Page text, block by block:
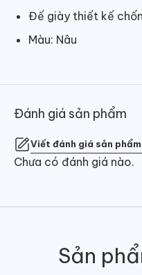
Đế giày thiết kế
Màu: Nâu
Đánh giá sản phẩm
Viết đánh giá sản
Chưa có đánh giá nào.
Sản